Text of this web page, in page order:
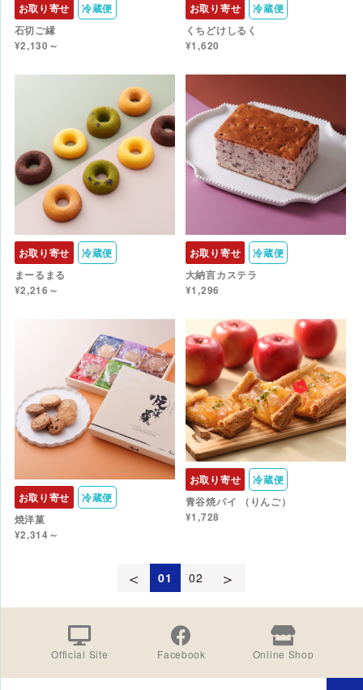
お取り寄せ
冷蔵便
石切ご縁
¥2,130～
お取り寄せ
冷蔵便
くちどけしるく
¥1,620
お取り寄せ
冷蔵便
まーるまる
¥2,216～
お取り寄せ
冷蔵便
大納言カステラ
¥1,296
お取り寄せ
冷蔵便
焼洋菓
¥2,314～
お取り寄せ
冷蔵便
青谷焼パイ （りんご）
¥1,728
＜ 01 02 ＞
Official Site Facebook Online Shop